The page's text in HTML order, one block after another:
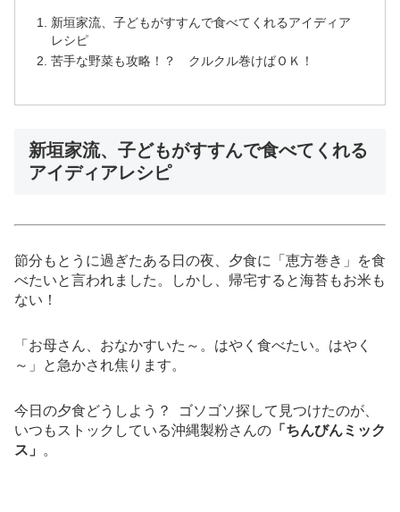
新垣家流、子どもがすすんで食べてくれるアイディア
レシピ
苦手な野菜も攻略！？ クルクル巻けばＯＫ！
新垣家流、子どもがすすんで食べてくれる
アイディアレシピ
節分もとうに過ぎたある日の夜、夕食に「恵方巻き」を食
べたいと言われました。しかし、帰宅すると海苔もお米も
ない！
「お母さん、おなかすいた～。はやく食べたい。はやく
～」と急かされ焦ります。
今日の夕食どうしよう？ ゴソゴソ探して見つけたのが、
いつもストックしている沖縄製粉さんの 「ちんびんミック
ス」
。